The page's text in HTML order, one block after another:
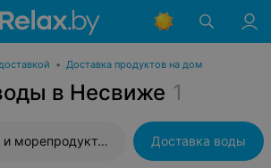
• Доставка продуктов на дом
в Несвиже 1
Доставка рыбы и морепродуктов Доставка воды